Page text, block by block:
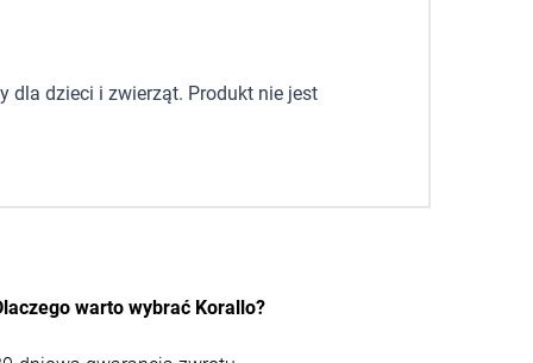
dla dzieci i zwierząt. Produkt nie jest
warto wybrać Korallo?